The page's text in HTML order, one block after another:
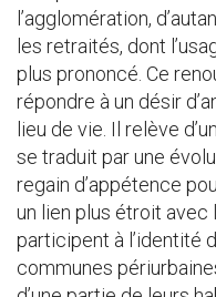
l’agglomération,
les retraités, dont
plus prononcé. Ce
répondre à un désir
lieu de vie. Il relève
se traduit par une
regain d’appétence
un lien plus étroit avec
participent à l’identité
communes